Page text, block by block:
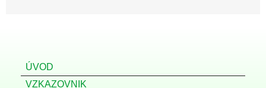
ÚVOD
VZKAZOVNIK